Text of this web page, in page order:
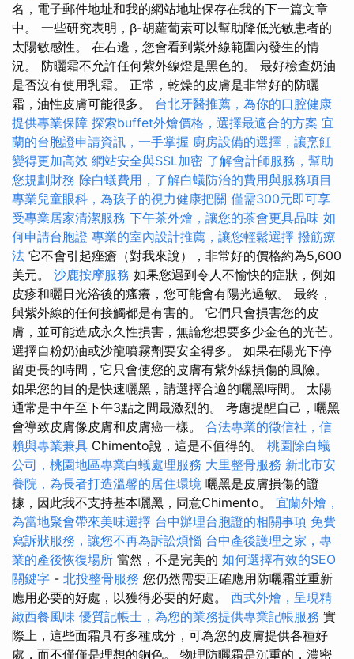
名，電子郵件地址和我的網站地址保存在我的下一篇文章
中。 一些研究表明，β-胡蘿蔔素可以幫助降低光敏患者的
太陽敏感性。 在右邊，您會看到紫外線範圍內發生的情
況。 防曬霜不允許任何紫外線燈是黑色的。 最好檢查奶油
是否沒有使用乳霜。 正常，乾燥的皮膚是非常好的防曬
霜，油性皮膚可能很多。 台北牙醫推薦，為你的口腔健康
提供專業保障 探索buffet外燴價格，選擇最適合的方案 宜
蘭的台胞證申請資訊，一手掌握 廚房設備的選擇，讓烹飪
變得更加高效 網站安全與SSL加密 了解會計師服務，幫助
您規劃財務 除白蟻費用，了解白蟻防治的費用與服務項目
專業兒童眼科，為孩子的視力健康把關 僅需300元即可享
受專業居家清潔服務 下午茶外燴，讓您的茶會更具品味 如
何申請台胞證 專業的室內設計推薦，讓您輕鬆選擇 撥筋療
法 它不會引起痤瘡（對我來說），非常好的價格約為5,600
美元。 沙鹿按摩服務 如果您遇到令人不愉快的症狀，例如
皮疹和曬日光浴後的瘙癢，您可能會有陽光過敏。 最終，
與紫外線的任何接觸都是有害的。 它們只會損害您的皮
膚，並可能造成永久性損害，無論您想要多少金色的光芒。
選擇自粉奶油或沙龍噴霧劑要安全得多。 如果在陽光下停
留更長的時間，它只會使您的皮膚有紫外線損傷的風險。
如果您的目的是快速曬黑，請選擇合適的曬黑時間。 太陽
通常是中午至下午3點之間最激烈的。 考慮提醒自己，曬黑
會導致皮膚像皮膚和皮膚癌一樣。 合法專業的徵信社，信
賴與專業兼具 Chimento說，這是不值得的。 桃園除白蟻
公司，桃園地區專業白蟻處理服務 大里整骨服務 新北市安
養院，為長者打造溫馨的居住環境 曬黑是皮膚損傷的證
據，因此我不支持基本曬黑，同意Chimento。 宜蘭外燴，
為當地聚會帶來美味選擇 台中辦理台胞證的相關事項 免費
寫訴狀服務，讓您不再為訴訟煩惱 台中產後護理之家，專
業的產後恢復場所 當然，不是完美的 如何選擇有效的SEO
關鍵字 - 北投整骨服務 您仍然需要正確應用防曬霜並重新
應用必要的好處，以獲得必要的好處。 西式外燴，呈現精
緻西餐風味 優質記帳士，為您的業務提供專業記帳服務 實
際上，這些面霜具有多種成分，可為您的皮膚提供各種好
處，而不僅僅是理想的銅色。 物理防曬霜是沉重的，濃密